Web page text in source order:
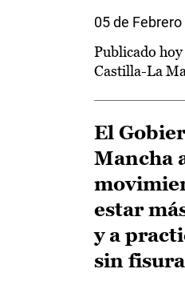
05 de
Publicado
Castilla-La
El
Mancha
estar
y a
sin